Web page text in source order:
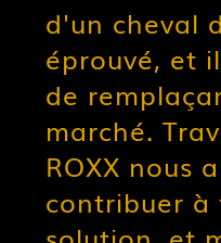
d'un cheval
éprouvé, et
de
marché.
ROXX nous
contribuer à